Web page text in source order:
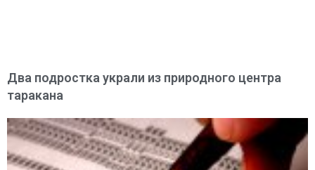
Два подростка украли из природного центра
таракана